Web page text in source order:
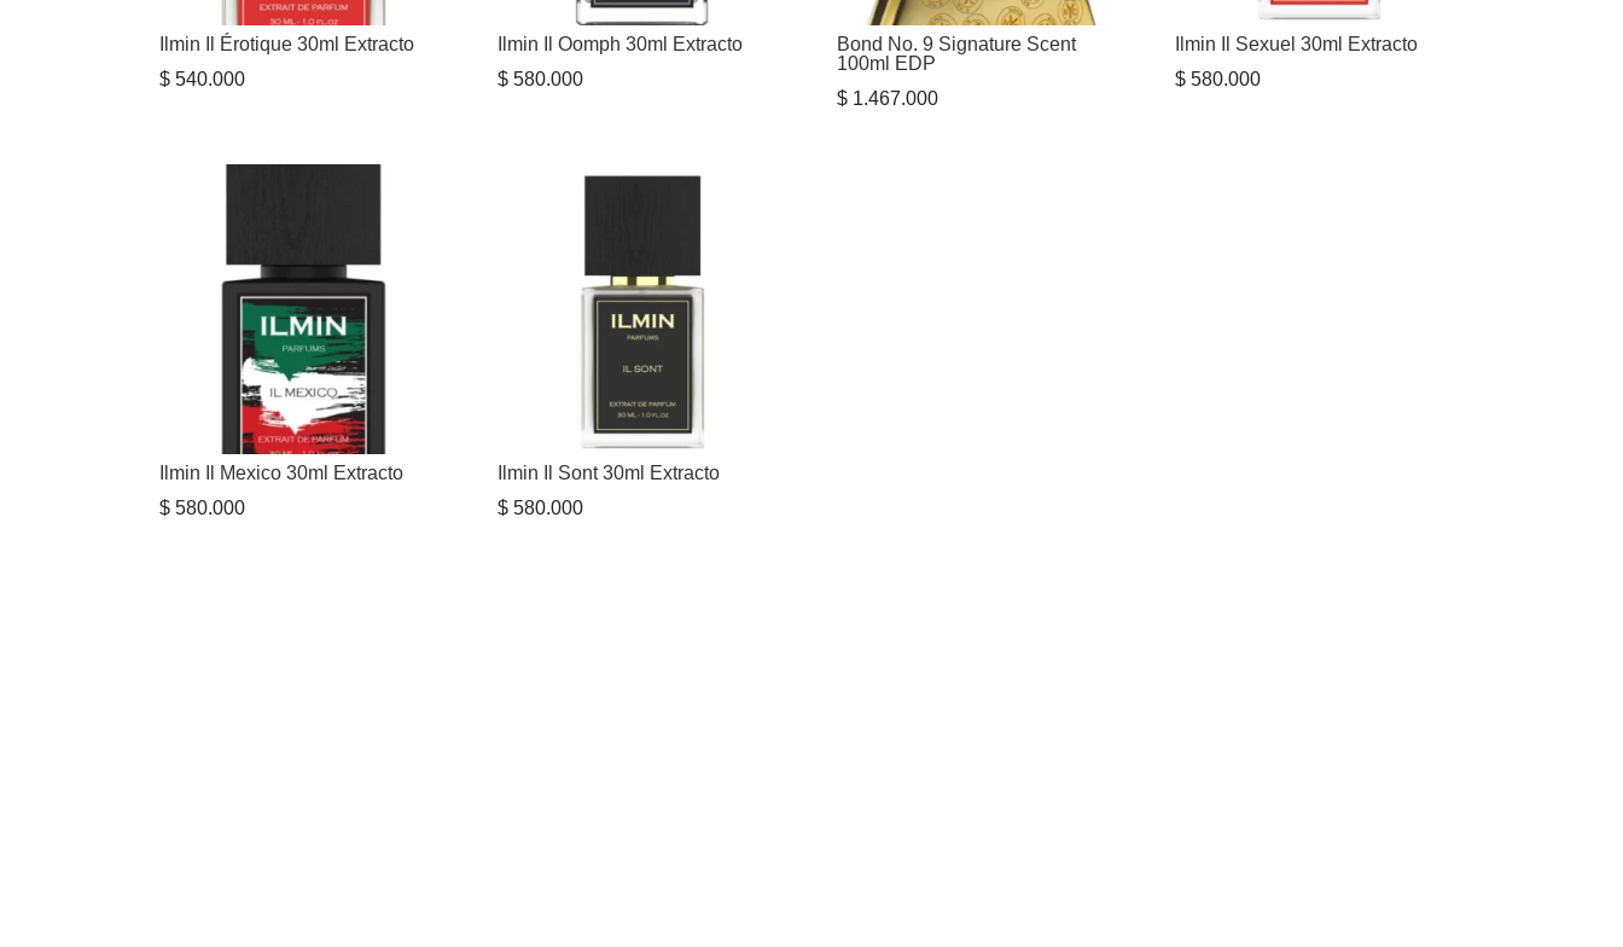
Ilmin Il Érotique 30ml Extracto
$ 540.000
Ilmin Il Oomph 30ml Extracto
$ 580.000
Bond No. 9 Signature Scent
100ml EDP
$1.467.000
Ilmin Il Sexuel 30ml Extracto
$580.000
Ilmin Il Mexico 30ml Extracto
$ 580.000
Ilmin Il Sont 30ml Extracto
$ 580.000